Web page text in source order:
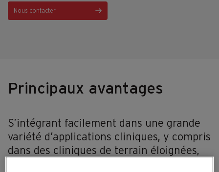
Nous contacter
Principaux avantages
S’intégrant facilement dans une grande
variété d’applications cliniques, y compris
dans des cliniques de terrain éloignées,